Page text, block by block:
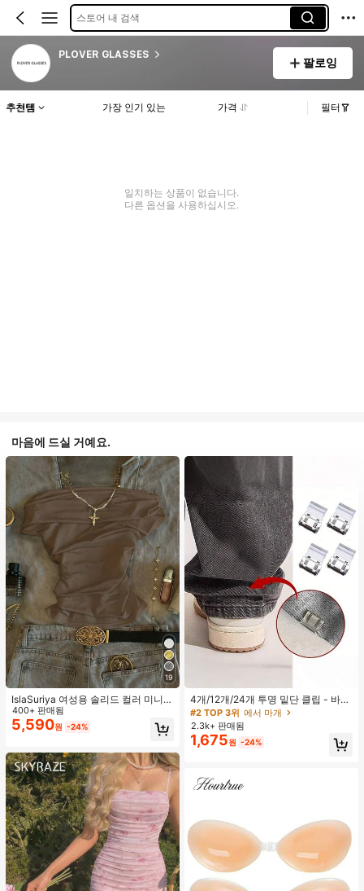
스토어 내 검색
PLOVER GLASSES
팔로잉
추천템 가장 인기 있는 가격 필터
일치하는 상품이 없습니다.
다른 옵션을 사용하십시오.
마음에 드실 거예요.
19
IslaSuriya 여성용 솔리드 컬러 미니멀
리스트 오프숄더 티셔츠, 캐주얼 일상
복
400+ 판매됨
5,590원 -24%
4개/12개/24개 투명 밑단 클립 - 바지
밑단 끌림 방지를 위한 심리스 무봉제
조절기, 의류 수선 및 깔끔한 바지 길
이 맞춤을 위한 숨겨진 밑단 조절 클립
(랜덤 색상)
#2 TOP 3위 에서 마개
2.3k+ 판매됨
1,675원 -24%